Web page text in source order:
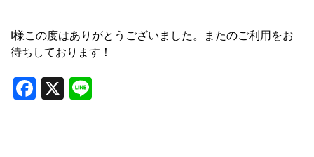
I様この度はありがとうございました。またのご利用をお
待ちしております！
Facebook
X